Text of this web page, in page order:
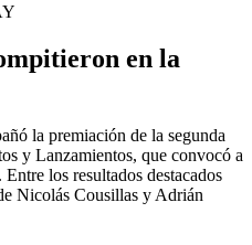
en la
la premiación de la segunda
y Lanzamientos, que convocó a
los resultados destacados
Nicolás Cousillas y Adrián